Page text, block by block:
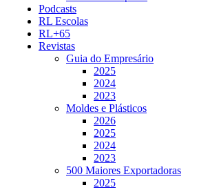
Podcasts
RL Escolas
RL+65
Revistas
Guia do Empresário
2025
2024
2023
Moldes e Plásticos
2026
2025
2024
2023
500 Maiores Exportadoras
2025